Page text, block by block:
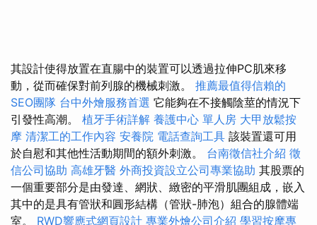
其設計使得放置在直腸中的裝置可以透過拉伸PC肌來移
動，從而確保對前列腺的機械刺激。 推薦最值得信賴的
SEO團隊 台中外燴服務首選 它能夠在不接觸陰莖的情況下
引發性高潮。 植牙手術詳解 養護中心 單人房 大甲放鬆按
摩 清潔工的工作內容 安養院 電話查詢工具 該裝置還可用
於自慰和其他性活動期間的額外刺激。 台南徵信社介紹 徵
信公司協助 高雄牙醫 外商投資設立公司專業協助 其股票的
一個重要部分是由發達、網狀、緻密的平滑肌團組成，嵌入
其中的是具有管狀和圓形結構（管狀-肺泡）組合的腺體端
室。 RWD響應式網頁設計 專業外燴公司介紹 學習按摩專